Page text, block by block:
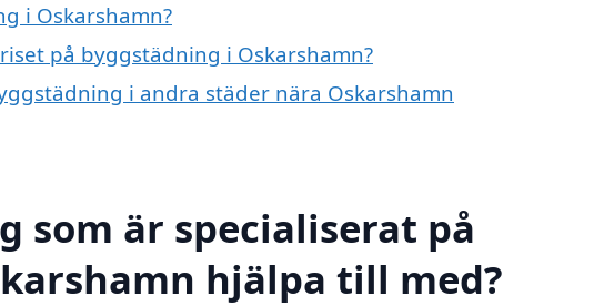
i Oskarshamn?
på byggstädning i Oskarshamn?
i andra städer nära Oskarshamn
som är specialiserat på
hjälpa till med?